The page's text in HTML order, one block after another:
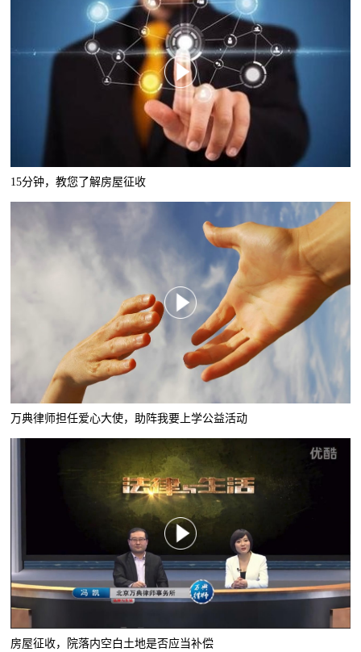
15分钟，教您了解房屋征收
万典律师担任爱心大使，助阵我要上学公益活动
房屋征收，院落内空白土地是否应当补偿